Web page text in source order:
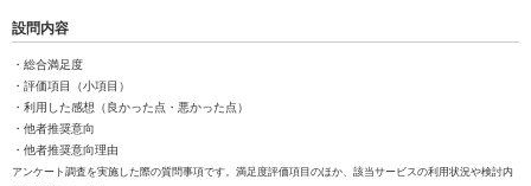
設問内容
・総合満足度
・評価項目（小項目）
・利用した感想（良かった点・悪かった点）
・他者推奨意向
・他者推奨意向理由
アンケート調査を実施した際の質問事項です。満足度評価項目のほか、該当サービスの利用状況や検討内